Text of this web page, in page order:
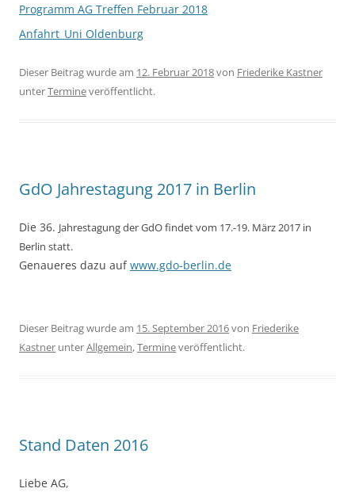
Programm AG Treffen Februar 2018
Anfahrt_Uni Oldenburg
Dieser Beitrag wurde am 12. Februar 2018von Friederike Kastner
unterTermineveröffentlicht.
GdO Jahrestagung 2017 in Berlin
Die 36. Jahrestagung der GdO findet vom 17.-19. März 2017 in
Berlin statt.
Genaueres dazu aufwww.gdo-berlin.de
Dieser Beitrag wurde am 15. September 2016von Friederike
Kastner unterAllgemein,Termineveröffentlicht.
Stand Daten 2016
Liebe AG,